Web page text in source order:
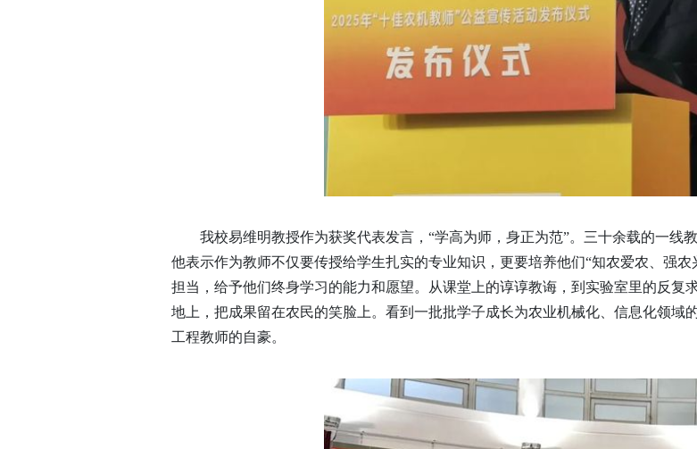
我校易维明教授作为获奖代表发言，“学高为师，身正为范”。三十余载的一线
他表示作为教师不仅要传授给学生扎实的专业知识，更要培养他们“知农爱农、强
担当，给予他们终身学习的能力和愿望。从课堂上的谆谆教诲，到实验室里的反复
地上，把成果留在农民的笑脸上。看到一批批学子成长为农业机械化、信息化领域
工程教师的自豪。